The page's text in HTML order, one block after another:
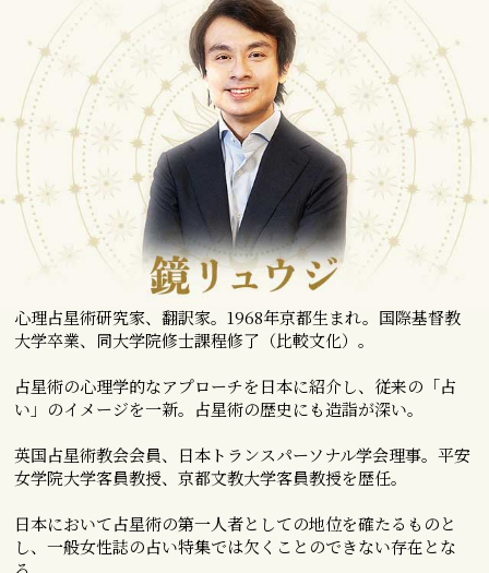
心理占星術研究家、翻訳家。1968年京都生まれ。国際基督教
大学卒業、同大学院修士課程修了（比較文化）。
占星術の心理学的なアプローチを日本に紹介し、従来の「占
い」のイメージを一新。占星術の歴史にも造詣が深い。
英国占星術教会会員、日本トランスパーソナル学会理事。平安
女学院大学客員教授、京都文教大学客員教授を歴任。
日本において占星術の第一人者としての地位を確たるものと
し、一般女性誌の占い特集では欠くことのできない存在とな